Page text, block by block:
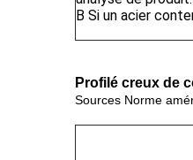
B Si un acier
Profilé creux de
Sources Norme